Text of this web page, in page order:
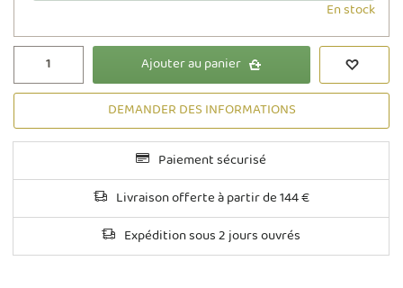
En stock
Ajouter au panier
DEMANDER DES INFORMATIONS
Paiement sécurisé
Livraison offerte à partir de 144 €
Expédition sous 2 jours ouvrés